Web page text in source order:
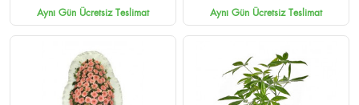
Aynı Gün Ücretsiz Teslimat Aynı Gün Ücretsiz Teslimat